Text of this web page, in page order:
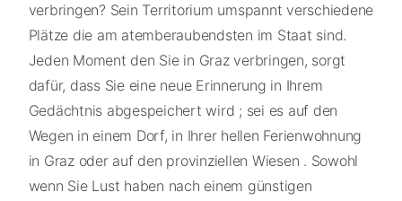
verbringen? Sein Territorium umspannt verschiedene
Plätze die am atemberaubendsten im Staat sind.
Jeden Moment den Sie in Graz verbringen, sorgt
dafür, dass Sie eine neue Erinnerung in Ihrem
Gedächtnis abgespeichert wird ; sei es auf den
Wegen in einem Dorf, in Ihrer hellen Ferienwohnung
in Graz oder auf den provinziellen Wiesen . Sowohl
wenn Sie Lust haben nach einem günstigen